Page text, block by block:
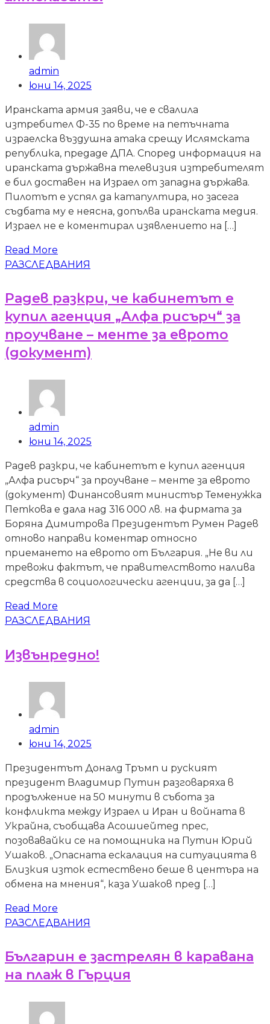
admin
юни 14, 2025
Иранската армия заяви, че е свалила
изтребител Ф-35 по време на петъчната
израелска въздушна атака срещу Ислямската
република, предаде ДПА. Според информация на
иранската държавна телевизия изтребителят
е бил доставен на Израел от западна държава.
Пилотът е успял да катапултира, но засега
съдбата му е неясна, допълва иранската медия.
Израел не е коментирал изявлението на […]
Read More
РАЗСЛЕДВАНИЯ
Радев разкри, че кабинетът е
купил агенция „Алфа рисърч“ за
проучване – менте за еврото
(документ)
admin
юни 14, 2025
Радев разкри, че кабинетът е купил агенция
„Алфа рисърч“ за проучване – менте за еврото
(документ) Финансовият министър Теменужка
Петкова е дала над 316 000 лв. на фирмата за
Боряна Димитрова Президентът Румен Радев
отново направи коментар относно
приемането на еврото от България. „Не ви ли
тревожи фактът, че правителството налива
средства в социологически агенции, за да […]
Read More
РАЗСЛЕДВАНИЯ
Извънредно!
admin
юни 14, 2025
Президентът Доналд Тръмп и руският
президент Владимир Путин разговаряха в
продължение на 50 минути в събота за
конфликта между Израел и Иран и войната в
Украйна, съобщава Асошиейтед прес,
позовавайки се на помощника на Путин Юрий
Ушаков. „Опасната ескалация на ситуацията в
Близкия изток естествено беше в центъра на
обмена на мнения“, каза Ушаков пред […]
Read More
РАЗСЛЕДВАНИЯ
Българин е застрелян в каравана
на плаж в Гърция